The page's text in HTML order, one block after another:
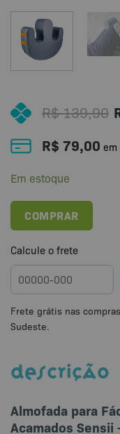
R$139,90
R$ 79,00 em
Em estoque
COMPRAR
Calcule o frete
DESCRIÇÃO
Almofada para
Acamados Sensii